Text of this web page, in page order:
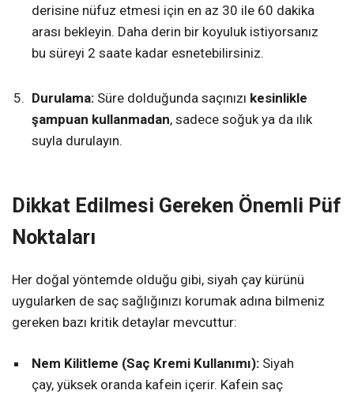
derisine nüfuz etmesi için en az 30 ile 60 dakika
arası bekleyin. Daha derin bir koyuluk istiyorsanız
bu süreyi 2 saate kadar esnetebilirsiniz.
Durulama: Süre dolduğunda saçınızı kesinlikle
şampuan kullanmadan, sadece soğuk ya da ılık
suyla durulayın.
Dikkat Edilmesi Gereken Önemli Püf
Noktaları
Her doğal yöntemde olduğu gibi, siyah çay kürünü
uygularken de saç sağlığınızı korumak adına bilmeniz
gereken bazı kritik detaylar mevcuttur:
Nem Kilitleme (Saç Kremi Kullanımı): Siyah
çay, yüksek oranda kafein içerir. Kafein saç